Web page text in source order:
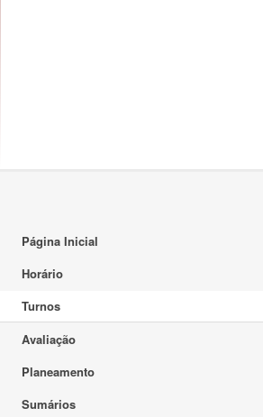
Página Inicial
Horário
Turnos
Avaliação
Planeamento
Sumários